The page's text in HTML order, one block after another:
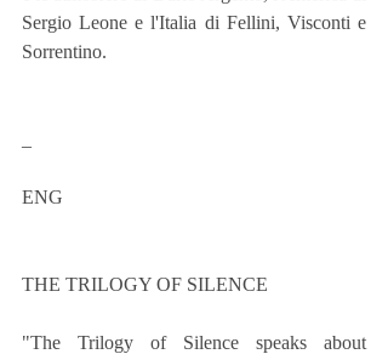
Sergio Leone e l'Italia di Fellini, Visconti e
Sorrentino.
ENG
THE TRILOGY OF SILENCE
"The Trilogy of Silence speaks about